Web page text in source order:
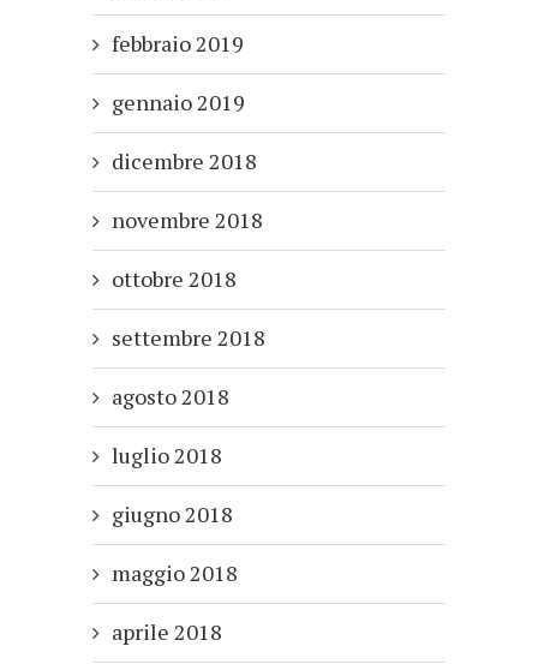
febbraio 2019
gennaio 2019
dicembre 2018
novembre 2018
ottobre 2018
settembre 2018
agosto 2018
luglio 2018
giugno 2018
maggio 2018
aprile 2018